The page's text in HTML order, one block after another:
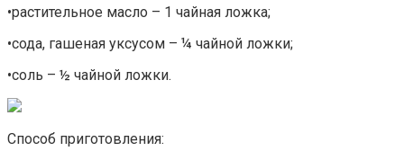
•растительное масло – 1 чайная ложка;
•сода, гашеная уксусом – ¼ чайной ложки;
•соль – ½ чайной ложки.
Способ приготовления: